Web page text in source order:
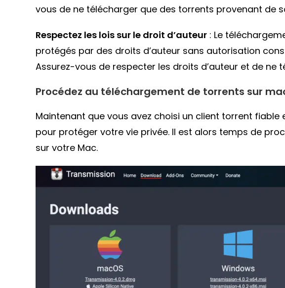
vous de ne télécharger que des torrents provenant de
Respectez les lois sur le droit d’auteur : Le
protégés par des droits d’auteur sans autorisation
Assurez-vous de respecter les droits d’auteur et de ne
Procédez au téléchargement de torrents sur
Maintenant que vous avez choisi un client torrent
pour protéger votre vie privée. Il est alors temps de
sur votre Mac.